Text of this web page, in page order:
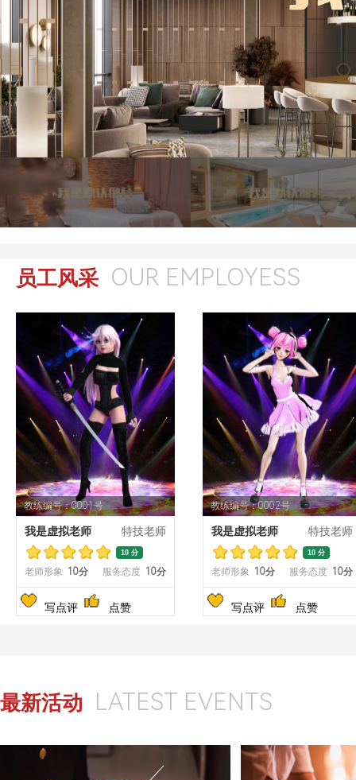
员工风采 OUR EMPLOYESS
教练编号：0001号
我是虚拟老师 特技老师
10 分
老师形象 10分 服务态度 10分
写点评 点赞
教练编号：0002号
我是虚拟老师 特技老师
10 分
老师形象 10分 服务态度 10分
写点评 点赞
最新活动 LATEST EVENTS